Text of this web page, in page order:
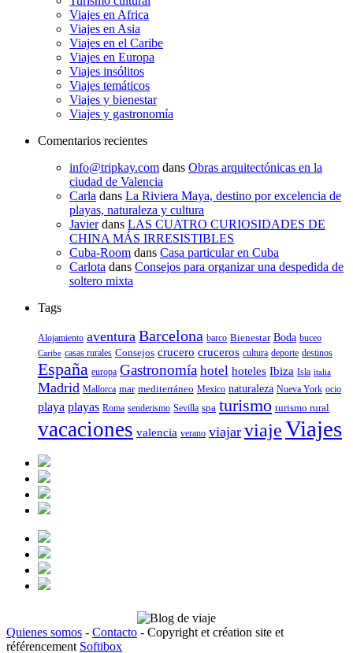
Viajes en Africa
Viajes en Asia
Viajes en el Caribe
Viajes en Europa
Viajes insólitos
Viajes temáticos
Viajes y bienestar
Viajes y gastronomía
Comentarios recientes
info@tripkay.com dans Obras arquitectónicas en la
ciudad de Valencia
Carla dans La Riviera Maya, destino por excelencia de
playas, naturaleza y cultura
Javierdans LAS CUATRO CURIOSIDADES DE
CHINA MÁS IRRESISTIBLES
Cuba-Room dans Casa particular en Cuba
Carlota dans Consejos para organizar una despedida de
soltero mixta
Tags
Alojamiento aventura Barcelona barco Bienestar Boda buceo
Caribe casas rurales Consejos crucero cruceros cultura deporte destinos
España europa Gastronomía hotel hoteles Ibiza Isla italia
Madrid Mallorca mar mediterráneo Mexico naturaleza Nueva York ocio
playa playas Roma senderismo Sevilla spa turismo turismo rural
vacaciones valencia verano viajar viajeViajes
Quienes somos - Contacto - Copyright et création site et
référencement Softibox